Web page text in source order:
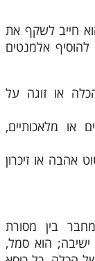
חייב לשקף את
אלמנטים
או זוגה על
או מלאכותיים,
אהבה או זיכרון
בין מסורת
ישיבה; הוא סמל,